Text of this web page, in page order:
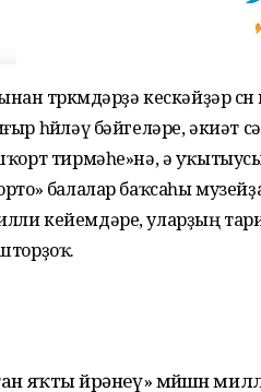
төркөмдәрҙә кескәйҙәр
һөйләү бәйгеләре,
тирмәһе»нә, ә
балалар баҡсаһы
кейемдәре, уларҙың
яҡты өйрәнеү» мөйөшөн